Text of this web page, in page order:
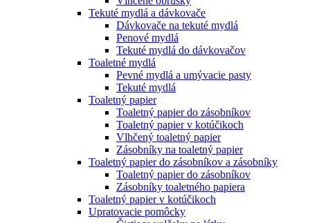
Tekuté mydlá a dávkovače
Dávkovače na tekuté mydlá
Penové mydlá
Tekuté mydlá do dávkovačov
Toaletné mydlá
Pevné mydlá a umývacie pasty
Tekuté mydlá
Toaletný papier
Toaletný papier do zásobníkov
Toaletný papier v kotúčikoch
Vlhčený toaletný papier
Zásobníky na toaletný papier
Toaletný papier do zásobníkov a zásobníky
Toaletný papier do zásobníkov
Zásobníky toaletného papiera
Toaletný papier v kotúčikoch
Upratovacie pomôcky